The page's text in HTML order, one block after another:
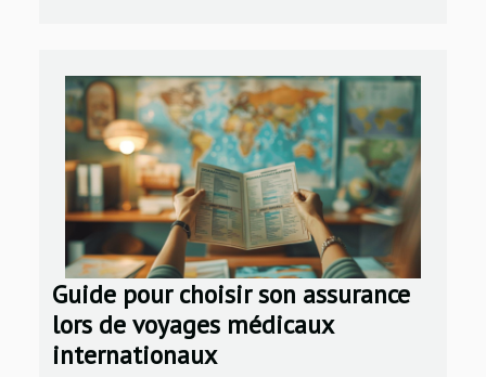
Guide pour choisir son assurance
lors de voyages médicaux
internationaux